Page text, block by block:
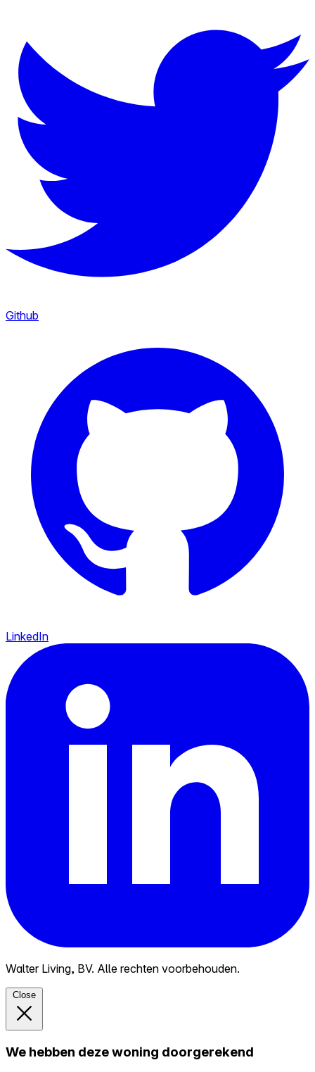
Github
LinkedIn
Walter Living, BV. Alle rechten voorbehouden.
Close
We hebben deze woning doorgerekend